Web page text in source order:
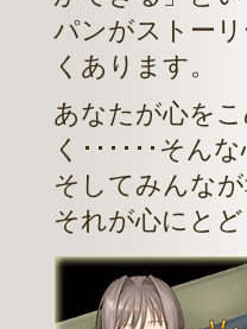
パンがストー
くあります。
あなたが心を
く･･････そん
そしてみんな
それが心にと